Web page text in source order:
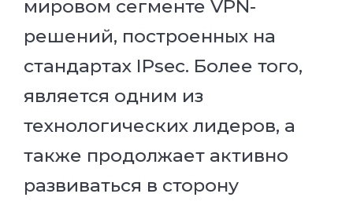
мировом сегменте VPN-
решений, построенных на
стандартах IPsec. Более того,
является одним из
технологических лидеров, а
также продолжает активно
развиваться в сторону